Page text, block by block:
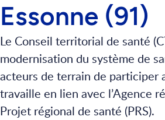
Essonne (91)
Le Conseil territorial de santé
modernisation du système de
acteurs de terrain de participer
travaille en lien avec l’Agence
Projet régional de santé (PRS).